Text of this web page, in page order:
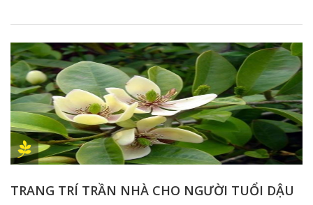
TRANG TRÍ TRẦN NHÀ CHO NGƯỜI TUỔI DẬU